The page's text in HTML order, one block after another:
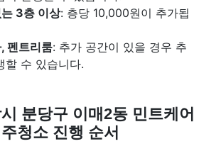
3층 이상: 층당 10,000원이 추가됩
펜트리룸: 추가 공간이 있을 경우 추
할 수 있습니다.
분당구 이매2동 민트케어
청소 진행 순서